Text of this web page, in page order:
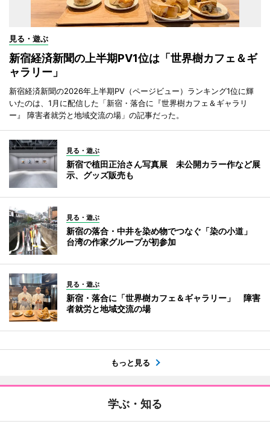
見る・遊ぶ
新宿経済新聞の上半期PV1位は「世界樹カフェ＆ギ
ャラリー」
新宿経済新聞の2026年上半期PV（ページビュー）ランキング1位に輝
いたのは、1月に配信した「新宿・落合に『世界樹カフェ＆ギャラリ
ー』 障害者就労と地域交流の場」の記事だった。
見る・遊ぶ
新宿で植田正治さん写真展 未公開カラー作など展
示、グッズ販売も
見る・遊ぶ
新宿の落合・中井を染め物でつなぐ「染の小道」
台湾の作家グループが初参加
見る・遊ぶ
新宿・落合に「世界樹カフェ＆ギャラリー」 障害
者就労と地域交流の場
もっと見る
学ぶ・知る